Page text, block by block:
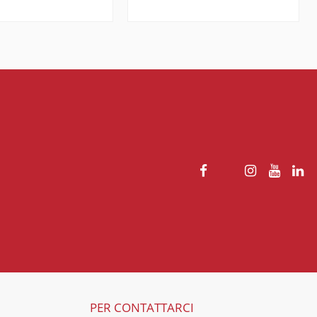
PER CONTATTARCI